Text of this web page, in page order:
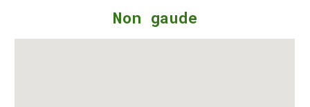
Non gaude